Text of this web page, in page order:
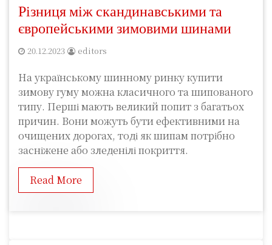
Різниця між скандинавськими та
європейськими зимовими шинами
20.12.2023 editors
На українському шинному ринку купити
зимову гуму можна класичного та шипованого
типу. Перші мають великий попит з багатьох
причин. Вони можуть бути ефективними на
очищених дорогах, тоді як шипам потрібно
засніжене або зледенілі покриття.
Read More